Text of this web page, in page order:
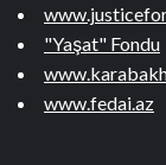
"Yaşat" Fondu
www.fedai.az